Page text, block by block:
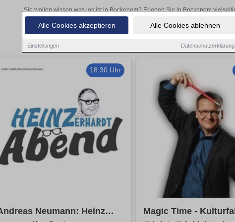
Alle Cookies akzeptieren Alle Cookies ablehnen
Einstellungen Datenschutzerklärung
Sie wollen wissen was los ist in Bockenem? Erleben Sie in Bockenem
Theateraufführungen oder aufregende Veranstaltungen in
18:30 Uhr
Neumann: Heinz
Magic Time -